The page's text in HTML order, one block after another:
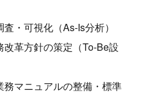
・可視化（As-Is分析）
改革方針の策定（To-Be設
務マニュアルの整備・標準